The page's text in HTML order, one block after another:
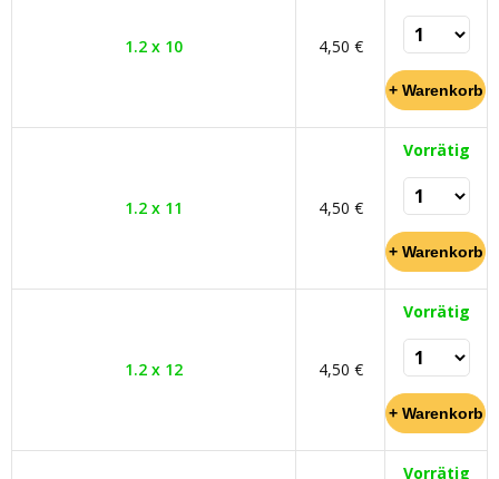
1.2 x 10 4,50 €
1.2 x 11 4,50 €
Vorrätig
1.2 x 12 4,50 €
Vorrätig
Vorrätig